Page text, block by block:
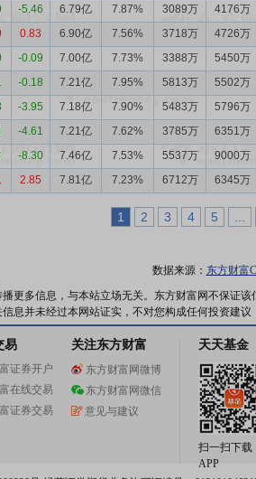
-5.46 6.79亿 7.87% 3089万 4176万
0.83 6.90亿 7.56% 3718万 4726万
-0.09 7.00亿 7.73% 3388万 5450万
-0.18 7.21亿 7.95% 5813万 5502万
-3.95 7.18亿 7.90% 5483万 5796万
-4.61 7.21亿 7.62% 3785万 6351万
-8.30 7.46亿 7.53% 5537万 9000万
2.85 7.81亿 7.23% 6712万 6345万
1 2 3 4 5
数据来源： 东方财富
更多信息，与本站立场无关。东方财富网不保证
息并未经过本网站证实，不对您构成任何投资建议
易
证券开户
在线交易
证券交易
关注东方财富
东方财富网微博
东方财富网微信
意见与建议
天天基金
扫一扫下载
APP